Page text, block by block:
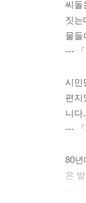
씨돌
짓는
물들
---
시민
편지
니다.
---
80년
은